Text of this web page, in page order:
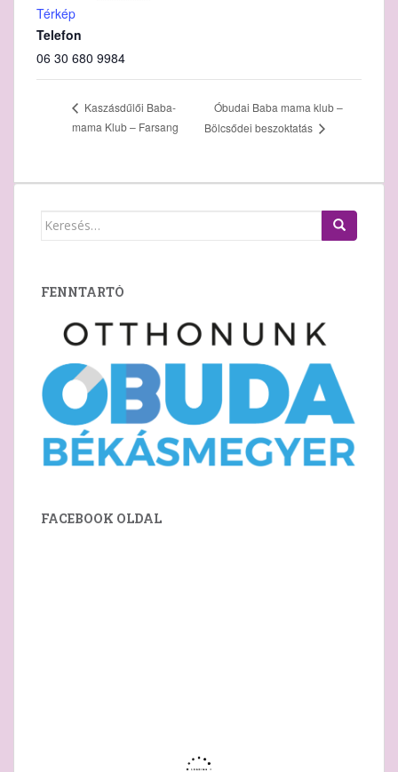
Térkép
Telefon
06 30 680 9984
Kaszásdűlői Baba-
mama Klub – Farsang
Óbudai Baba mama klub –
Bölcsődei beszoktatás
Keresés:
FENNTARTÓ
FACEBOOK OLDAL